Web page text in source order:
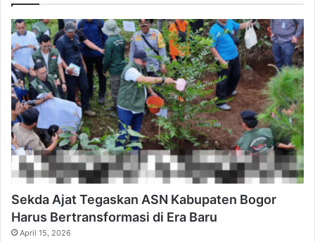
Sekda Ajat Tegaskan ASN Kabupaten Bogor
Harus Bertransformasi di Era Baru
April 15, 2026